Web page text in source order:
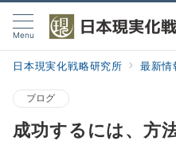
Menu
日本現実化戦略研究所 最新情
ブログ
成功するには、方